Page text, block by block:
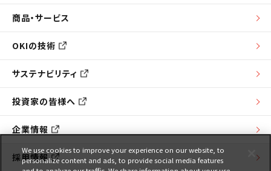
商品・サービス
OKIの技術
サステナビリティ
投資家の皆様へ
企業情報
採用情報
We use cookies to improve your experience on our website, to
personalize content and ads, to provide social media features